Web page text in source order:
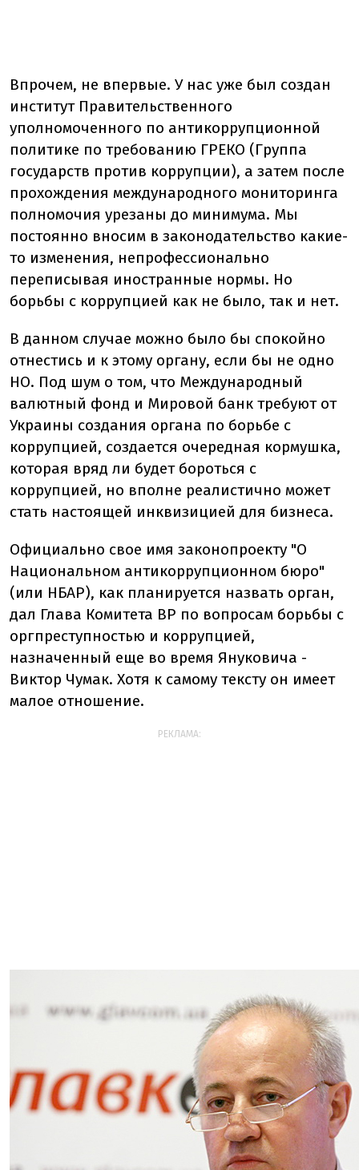
Впрочем, не впервые. У нас уже был создан
институт Правительственного
уполномоченного по антикоррупционной
политике по требованию ГРЕКО (Группа
государств против коррупции), а затем после
прохождения международного мониторинга
полномочия урезаны до минимума. Мы
постоянно вносим в законодательство какие-
то изменения, непрофессионально
переписывая иностранные нормы. Но
борьбы с коррупцией как не было, так и нет.
В данном случае можно было бы спокойно
отнестись и к этому органу, если бы не одно
НО. Под шум о том, что Международный
валютный фонд и Мировой банк требуют от
Украины создания органа по борьбе с
коррупцией, создается очередная кормушка,
которая вряд ли будет бороться с
коррупцией, но вполне реалистично может
стать настоящей инквизицией для бизнеса.
Официально свое имя законопроекту "О
Национальном антикоррупционном бюро"
(или НБАР), как планируется назвать орган,
дал Глава Комитета ВР по вопросам борьбы с
оргпреступностью и коррупцией,
назначенный еще во время Януковича -
Виктор Чумак. Хотя к самому тексту он имеет
малое отношение.
РЕКЛАМА: